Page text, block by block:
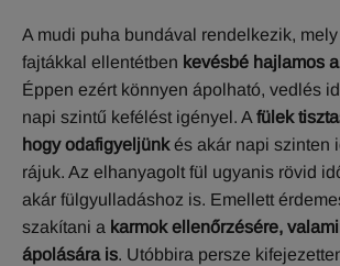
A mudi puha bundával rendelkezik,
fajtákkal ellentétben kevésbé hajlamos
Éppen ezért könnyen ápolható, vedlés
napi szintű kefélést igényel. A fülek
hogy odafigyeljünkés akár napi szinten
rájuk. Az elhanyagolt fül ugyanis rövid
akár fülgyulladáshoz is. Emellett
szakítani a karmok ellenőrzésére,
ápolására is. Utóbbira persze